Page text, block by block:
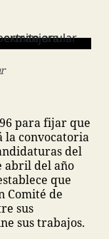
para fijar que
la convocatoria
del
abril del año
que
Comité de
sus
sus trabajos.